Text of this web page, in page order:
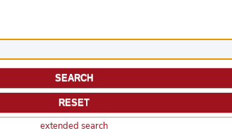
extended search